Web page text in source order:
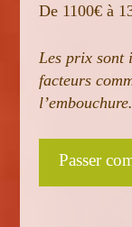
De 1100€ à
Les prix sont
facteurs
Passer